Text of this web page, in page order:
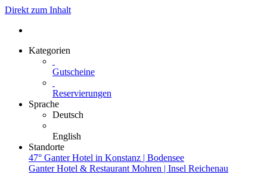
Direkt zum Inhalt
Kategorien
Gutscheine
Reservierungen
Sprache
Deutsch
English
Standorte
47° Ganter Hotel in Konstanz | Bodensee
Ganter Hotel & Restaurant Mohren | Insel Reichenau